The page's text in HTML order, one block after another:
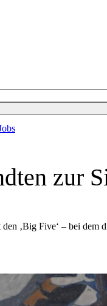
zur
‚Big Five‘ – bei